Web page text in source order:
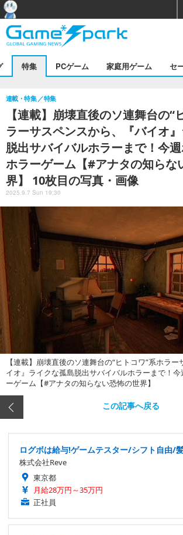
特集 PCゲーム 家庭用ゲーム セ
【連載】崩壊直後のソ連舞台の“
ラーサスペンスから、『バイオ
脱出サバイバルホラーまで！今
ホラーゲーム【#アナタの知らな
界】 10枚目の写真・画像
連載・特集 特集
2025.9.7 Sun 19:30
【連載】崩壊直後のソ連舞台の“ヒトコワ”系ホラ
イオ』ライクな孤島脱出サバイバルホラーまで！
ーゲーム【#アナタの知らない恐怖の世界】
この記事へ戻る
ログボは給与!ゲームテスター/シフト自由/
株式会社Reve
東京都
月給28万円～35万円
正社員